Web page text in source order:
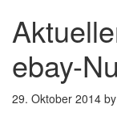
ebay-
29. Oktober 2014 by